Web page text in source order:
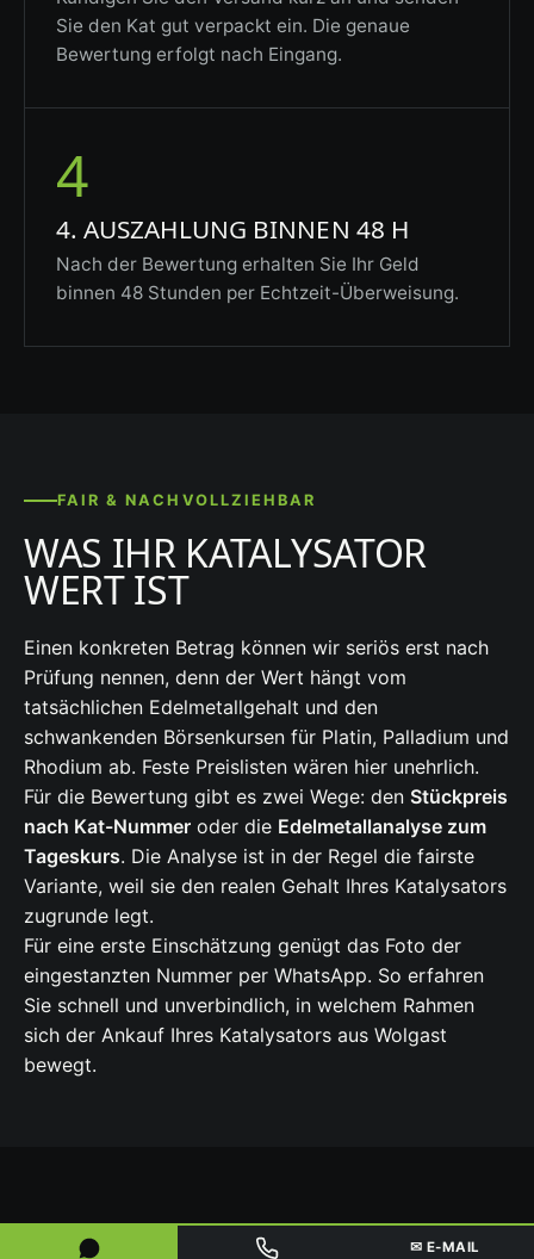
Sie den Kat gut verpackt ein. Die genaue
Bewertung erfolgt nach Eingang.
4
4. AUSZAHLUNG BINNEN 48 H
Nach der Bewertung erhalten Sie Ihr Geld
binnen 48 Stunden per Echtzeit-Überweisung.
FAIR & NACHVOLLZIEHBAR
WAS IHR KATALYSATOR
WERT IST
Einen konkreten Betrag können wir seriös erst nach
Prüfung nennen, denn der Wert hängt vom
tatsächlichen Edelmetallgehalt und den
schwankenden Börsenkursen für Platin, Palladium und
Rhodium ab. Feste Preislisten wären hier unehrlich.
Für die Bewertung gibt es zwei Wege: den Stückpreis
nach Kat-Nummer oder die Edelmetallanalyse zum
Tageskurs. Die Analyse ist in der Regel die fairste
Variante, weil sie den realen Gehalt Ihres Katalysators
zugrunde legt.
Für eine erste Einschätzung genügt das Foto der
eingestanzten Nummer per WhatsApp. So erfahren
Sie schnell und unverbindlich, in welchem Rahmen
sich der Ankauf Ihres Katalysators aus Wolgast
bewegt.
FÜR GEWERBE, HÄNDLER & SAMMLER
✉ E-MAIL